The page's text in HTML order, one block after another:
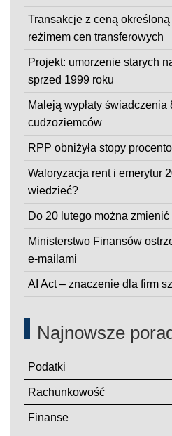
Transakcje z ceną
reżimem cen transferowych
Projekt: umorzenie starych
sprzed 1999 roku
Maleją wypłaty świadczenia
cudzoziemców
RPP obniżyła stopy
Waloryzacja rent i emerytur
wiedzieć?
Do 20 lutego można
Ministerstwo Finansów
e-mailami
AI Act – znaczenie dla firm
Najnowsze
Podatki
Rachunkowość
Finanse